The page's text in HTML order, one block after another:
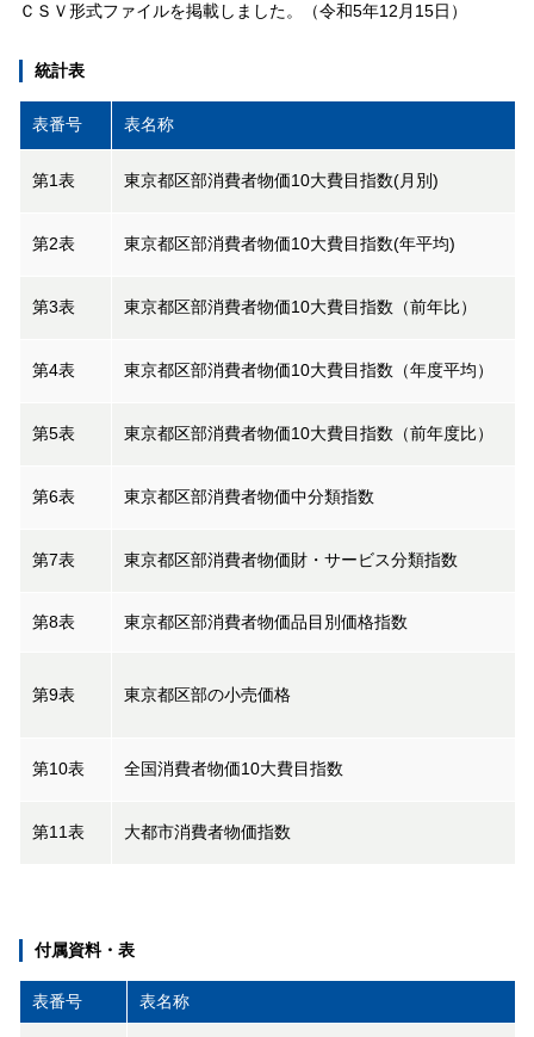
ＣＳＶ形式ファイルを掲載しました。（令和5年12月15日）
統計表
表番号 表名称
第1表 東京都区部消費者物価10大費目指数(月別)
第2表 東京都区部消費者物価10大費目指数(年平均)
第3表 東京都区部消費者物価10大費目指数（前年比）
第4表 東京都区部消費者物価10大費目指数（年度平均）
第5表 東京都区部消費者物価10大費目指数（前年度比）
第6表 東京都区部消費者物価中分類指数
第7表 東京都区部消費者物価財・サービス分類指数
第8表 東京都区部消費者物価品目別価格指数
第9表 東京都区部の小売価格
第10表 全国消費者物価10大費目指数
第11表 大都市消費者物価指数
付属資料・表
表番号 表名称